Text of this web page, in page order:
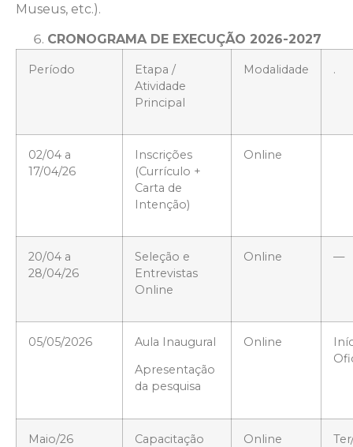
Museus, etc.).
CRONOGRAMA DE EXECUÇÃO 2026-2027
Período
Etapa /
Atividade
Principal
Modalidade .
02/04 a
17/04/26
Inscrições
(Currículo +
Carta de
Intenção)
Online
20/04 a
28/04/26
Seleção e
Entrevistas
Online
Online —
05/05/2026
Aula Inaugural
Apresentação
da pesquisa
Online
Maio/26
Capacitação
Online